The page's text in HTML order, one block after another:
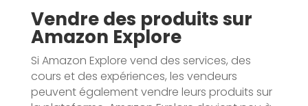
Vendre des produits sur
Amazon Explore
Si Amazon Explore vend des services, des
cours et des expériences, les vendeurs
peuvent également vendre leurs produits sur